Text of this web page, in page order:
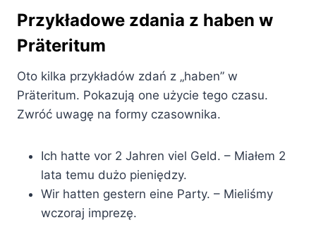
Przykładowe zdania z haben w
Präteritum
Oto kilka przykładów zdań z „haben” w
Präteritum. Pokazują one użycie tego czasu.
Zwróć uwagę na formy czasownika.
Ich hatte vor 2 Jahren viel Geld. – Miałem 2
lata temu dużo pieniędzy.
Wir hatten gestern eine Party. – Mieliśmy
wczoraj imprezę.